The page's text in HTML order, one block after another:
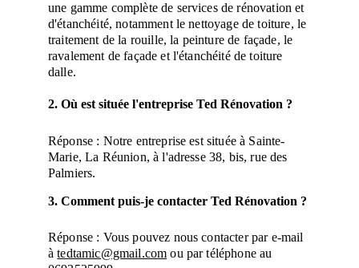
une gamme complète de services de rénovation et
d'étanchéité, notamment le nettoyage de toiture, le
traitement de la rouille, la peinture de façade, le
ravalement de façade et l'étanchéité de toiture
dalle.
2. Où est située l'entreprise Ted Rénovation ?
Réponse : Notre entreprise est située à Sainte-
Marie, La Réunion, à l'adresse 38, bis, rue des
Palmiers.
3. Comment puis-je contacter Ted Rénovation ?
Réponse : Vous pouvez nous contacter par e-mail
à tedtamic@gmail.com ou par téléphone au